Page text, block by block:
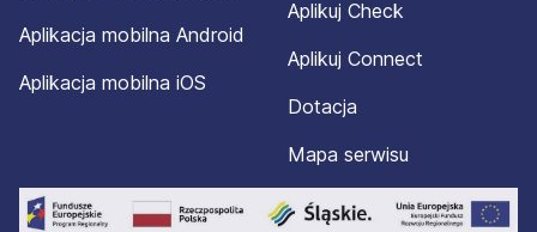
Aplikacja mobilna Android
Aplikacja mobilna iOS
Aplikuj Check
Aplikuj Connect
Dotacja
Mapa serwisu